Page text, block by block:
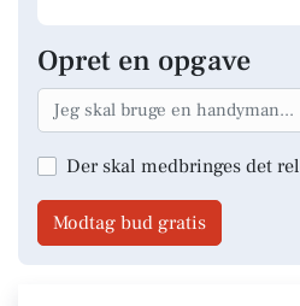
Opret en opgave
Der skal medbringes det
Modtag bud gratis